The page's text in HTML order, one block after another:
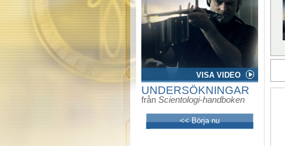
VISA VIDEO
UNDERSÖKNINGAR
från Scientologi-handboken
<< Börja nu